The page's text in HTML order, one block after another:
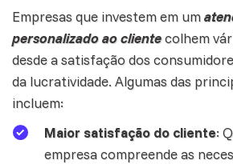
Empresas que investem em um
personalizado ao clientecolhem
desde a satisfação dos
da lucratividade. Algumas das
incluem:
Maior satisfação do cliente:
empresa compreende as